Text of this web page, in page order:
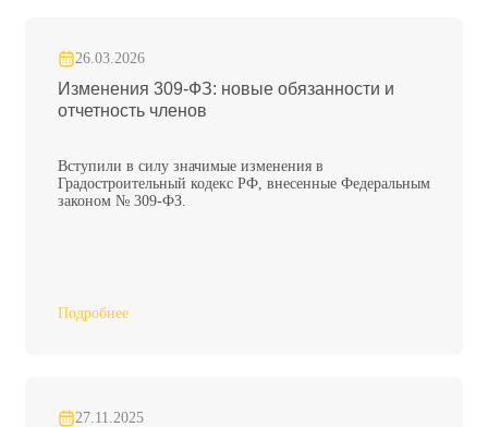
26.03.2026
Изменения 309-ФЗ: новые обязанности и
отчетность членов
Вступили в силу значимые изменения в
Градостроительный кодекс РФ, внесенные Федеральным
законом № 309-ФЗ.
Подробнее
27.11.2025